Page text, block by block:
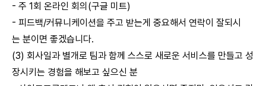
- 주 1회 온라인 회의(구글 미트)
- 피드백/커뮤니케이션을 주고 받는게 중요해서 연락이 잘되시
는 분이면 좋겠습니다.
(3) 회사일과 별개로 팀과 함께 스스로 새로운 서비스를 만들고 성
장시키는 경험을 해보고 싶으신 분